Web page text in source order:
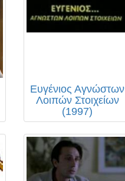
Ευγένιος Αγνώστων
Λοιπών Στοιχείων
(1997)